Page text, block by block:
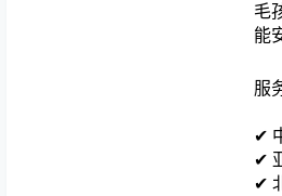
毛
能
服
✔
✔
✔